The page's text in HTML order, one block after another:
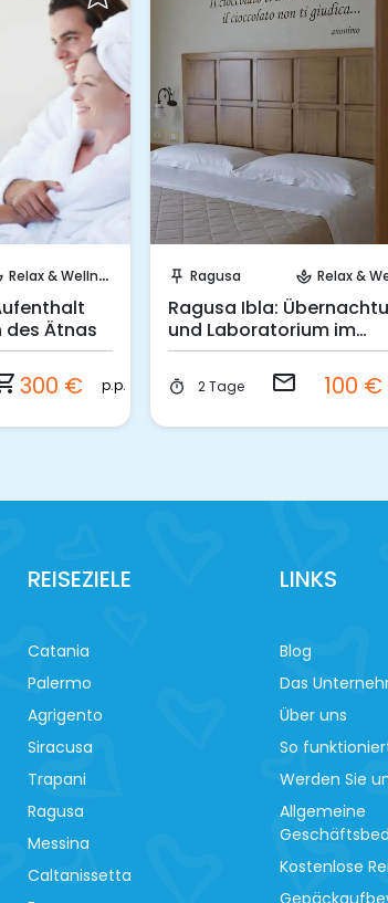
Relax & Wellness
des Ätnas
300 € p.p.
push_pin Ragusa spa Relax &
Ragusa Ibla:
und Laboratorium im
Schokoladenhaus
timer 2 Tage email 100 €
REISEZIELE
Catania
Palermo
Agrigento
Siracusa
Trapani
Ragusa
Messina
Caltanissetta
LINKS
Blog
Das
Über uns
So
Werden Sie
Allgemeine
Kostenlose